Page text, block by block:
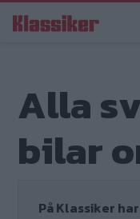
till
Alla
bilar
På Klassiker